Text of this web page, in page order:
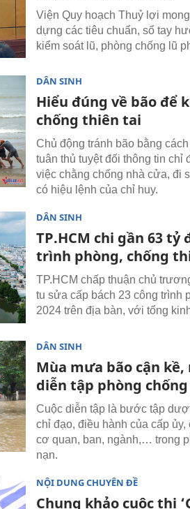
Viện Quy hoạch Thuỷ lợi
dựng các tiêu chuẩn, sổ tay
kiểm soát lũ, phòng chống lũ
DÂN SINH
Hiểu đúng về bão để
chống thiên tai
Chủ động tránh bão bằng
tuân thủ tuyệt đối thông tin
việc chằng chống nhà cửa, đi
có hiệu lệnh của chỉ huy.
DÂN SINH
TP.HCM chi gần 63 tỷ
trình phòng, chống
TP.HCM chấp thuận chủ
tu sửa cấp bách 23 công trình
2024 trên địa bàn, với tổng
DÂN SINH
Mùa mưa bão cận
diễn tập phòng
Cuộc diễn tập là bước tập
chỉ đạo, điều hành của cấp
cơ quan, ban, ngành,… trong
nạn.
NỘI DUNG CHUYÊN ĐỀ
Chung khảo cuộc thi